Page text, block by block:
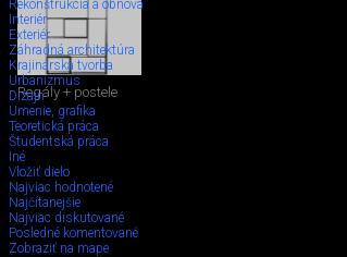
Rekonštrukcia a obnova
Interiér
Exteriér
Záhradná architektúra
Krajinárska tvorba
Urbanizmus
Dizajn
Umenie, grafika
Teoretická práca
Študentská práca
Iné
Vložiť dielo
Najviac hodnotené
Najčítanejšie
Najviac diskutované
Posledné komentované
Zobraziť na mape
Regály + postele